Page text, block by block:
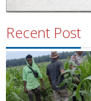
Recent Post